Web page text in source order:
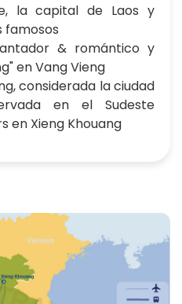
la capital de Laos y
famosos
& romántico y
en Vang Vieng
considerada la ciudad
en el Sudeste
en Xieng Khouang